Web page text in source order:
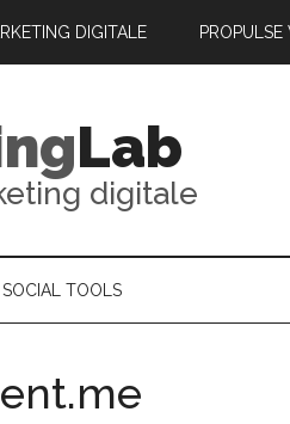
DIGITALE
Lab
digitale
SOCIAL TOOLS